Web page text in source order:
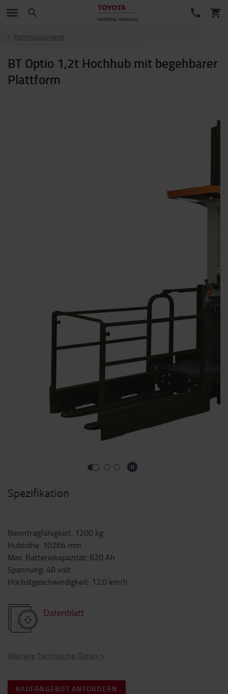
Kommissionierer
BT Optio 1,2t Hochhub mit begehbarer
Plattform
Spezifikation
Nenntragfähigkeit: 1200 kg
Hubhöhe: 10266 mm
Max. Batteriekapazität: 620 Ah
Spannung: 48 volt
Höchstgeschwindigkeit: 12.0 km/h
Datenblatt
Weitere Technische Daten >
KAUFANGEBOT ANFORDERN